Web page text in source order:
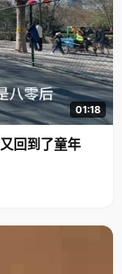
01:18
回到了童年